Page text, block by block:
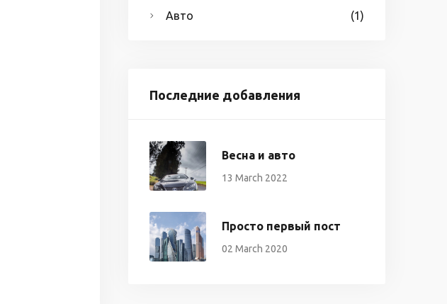
Авто (1)
Последние добавления
Весна и авто
13 March 2022
Просто первый пост
02 March 2020